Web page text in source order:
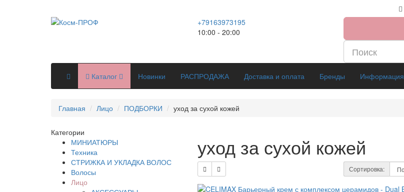
+79163973195
10:00 - 20:00
Каталог Новинки РАСПРОДАЖА Доставка и оплата Бренды Информация
Главная Лицо ПОДБОРКИ уход за сухой кожей
Категории
МИНИАТЮРЫ
Техника
СТРИЖКА И УКЛАДКА ВОЛОС
Волосы
Лицо
уход за сухой кожей
Сортировка: